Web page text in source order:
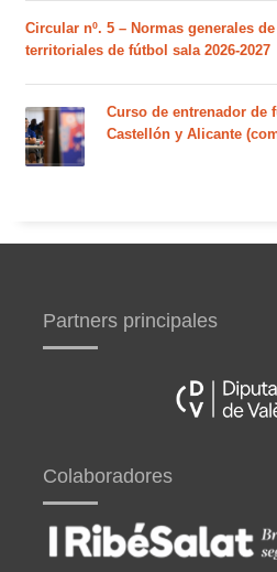
Circular nº. 5 – Normas generales
territoriales de fútbol sala 2026-2027
Curso de entrenador de
Castellón y Alicante
Partners principales
Colaboradores